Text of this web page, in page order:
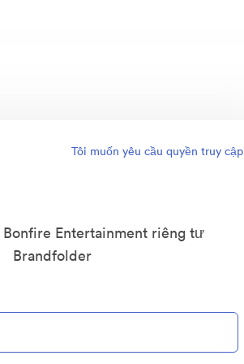
Tôi muốn yêu cầu quyền truy cập
Entertainment riêng tư
Brandfolder